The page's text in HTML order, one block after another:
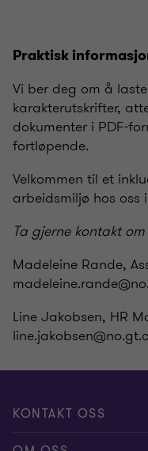
Praktisk
Vi ber deg om å
karakterutskrifter,
dokumenter i PDF-
fortløpende.
Velkommen til et
arbeidsmiljø hos oss
Ta gjerne kontakt
Madeleine Rande,
Line Jakobsen, HR
KONTAKT OSS